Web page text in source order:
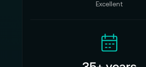
Excellent